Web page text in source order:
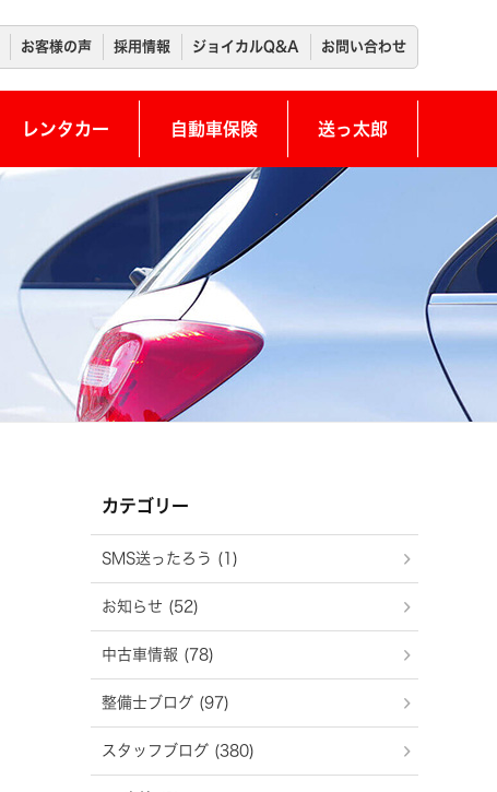
お客様の声 採用情報 ジョイカルQ&A お問い合わせ
レンタカー 自動車保険 送っ太郎
カテゴリー
SMS送ったろう (1)
お知らせ (52)
中古車情報 (78)
整備士ブログ (97)
スタッフブログ (380)